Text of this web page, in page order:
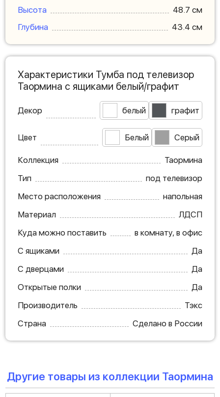
Высота
48.7 см
Глубина
43.4 см
Характеристики Тумба под телевизор
Таормина с ящиками белый/графит
Декор белый графит
Цвет Белый Серый
Коллекция
Таормина
Тип
под телевизор
Место расположения
напольная
Материал
ЛДСП
Куда можно поставить
в комнату, в офис
С ящиками
Да
С дверцами
Да
Открытые полки
Да
Производитель
Тэкс
Страна
Сделано в России
Другие товары из коллекции Таормина